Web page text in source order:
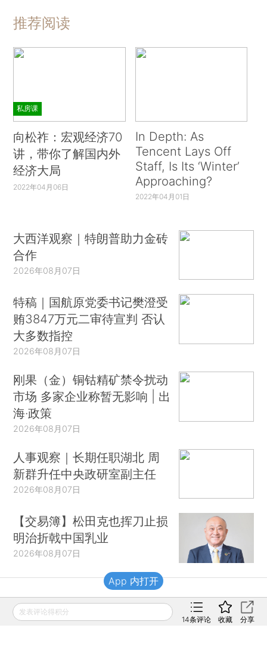
推荐阅读
私房课
向松祚：宏观经济70
讲，带你了解国内外
经济大局
2022年04月06日
In Depth: As
Tencent Lays Off
Staff, Is Its ‘Winter’
Approaching?
2022年04月01日
大西洋观察｜特朗普助力金砖
合作
2026年08月07日
特稿｜国航原党委书记樊澄受
贿3847万元二审待宣判 否认
大多数指控
2026年08月07日
刚果（金）铜钴精矿禁令扰动
市场 多家企业称暂无影响 | 出
海·政策
2026年08月07日
人事观察｜长期任职湖北 周
新群升任中央政研室副主任
2026年08月07日
【交易簿】松田克也挥刀止损
明治折戟中国乳业
2026年08月07日
财新移动
发表评论得积分
14条评论 收藏 分享
App 内打开